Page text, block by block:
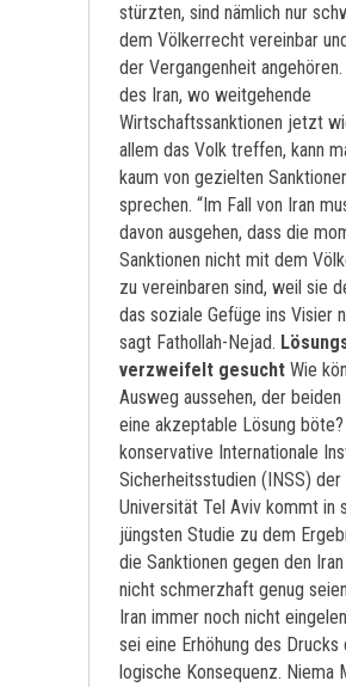
stürzten, sind nämlich nur
dem Völkerrecht vereinbar
der Vergangenheit
des Iran, wo weitgehende
Wirtschaftssanktionen jetzt
allem das Volk treffen, kann
kaum von gezielten
sprechen. “Im Fall von Iran
davon ausgehen, dass die
Sanktionen nicht mit dem
zu vereinbaren sind, weil sie
das soziale Gefüge ins Visier
sagt Fathollah-Nejad.
verzweifelt gesucht Wie
Ausweg aussehen, der beiden
eine akzeptable Lösung böte?
konservative Internationale
Sicherheitsstudien (INSS) der
Universität Tel Aviv kommt in
jüngsten Studie zu dem
die Sanktionen gegen den
nicht schmerzhaft genug
Iran immer noch nicht
sei eine Erhöhung des Drucks
logische Konsequenz. Niema